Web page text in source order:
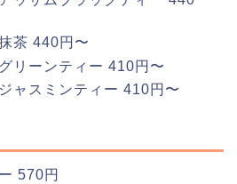
茶 440円〜
リーンティー 410円〜
ャスミンティー 410円〜
570円